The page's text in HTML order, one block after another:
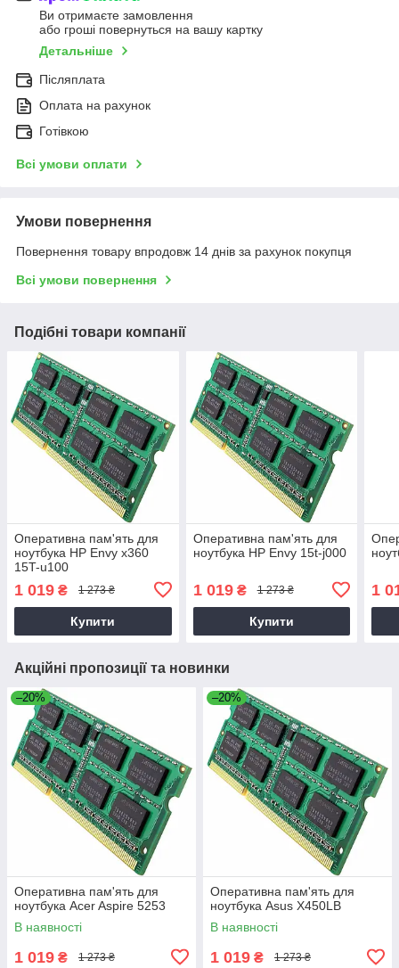
Ви отримаєте замовлення
або гроші повернуться на вашу картку
Детальніше
Післяплата
Оплата на рахунок
Готівкою
Всі умови оплати
Умови повернення
Повернення товару впродовж 14 днів за рахунок покупця
Всі умови повернення
Подібні товари компанії
Оперативна пам'ять для
ноутбука HP Envy x360
15T-u100
1 019 ₴ 1 273 ₴
Купити
Оперативна пам'ять для
ноутбука HP Envy 15t-j000
1 019₴ 1 273 ₴
Купити
1
Акційні пропозиції та новинки
–20%
Оперативна пам'ять для
ноутбука Acer Aspire 5253
В наявності
1 019 ₴ 1 273 ₴
–20%
Оперативна пам'ять для
ноутбука Asus X450LB
В наявності
1 019 ₴ 1 273 ₴